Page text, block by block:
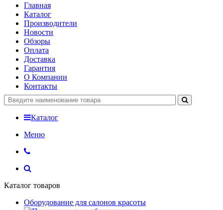
Главная
Каталог
Производители
Новости
Обзоры
Оплата
Доставка
Гарантия
О Компании
Контакты
Каталог
Меню
Каталог товаров
Оборудование для салонов красоты